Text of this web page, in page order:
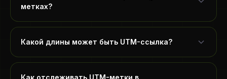
метках?
Какой длины может быть UTM-ссылка?
Как отслеживать UTM-метки в